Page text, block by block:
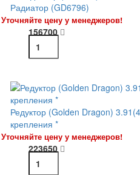
Радиатор (GD6796)
Уточняйте цену у менеджеров!
156700
Редуктор (Golden Dragon)
крепления *
Уточняйте цену у менеджеров!
223650